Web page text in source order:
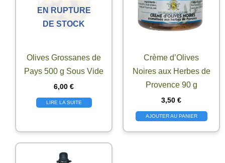
EN RUPTURE
DE STOCK
Olives Grossanes de
Pays 500 g Sous Vide
6,00 €
LIRE LA SUITE
Crème d’Olives
Noires aux Herbes de
Provence 90 g
3,50 €
AJOUTER AU PANIER